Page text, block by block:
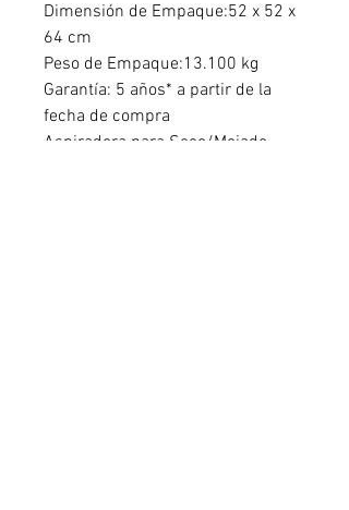
Dimensión de Empaque:52 x 52 x
64 cm
Peso de Empaque:13.100 kg
Garantía: 5 años* a partir de la
fecha de compra
Aspiradora para Seco/Mojado